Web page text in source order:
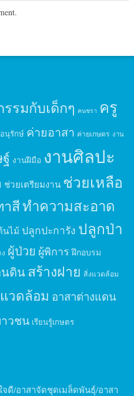
รรมกับเด็กๆ คนชรา ครู
นุรักษ์ ค่ายอาสา ค่ายเกษตร งาน
งานฝีมือ งานศิลปะ
ช่วยเตรียมงาน ช่วยเหลือ
าสีทำความสะอาด
นไม้ ปลูกปะการัง ปลูกป่า
ผู้ป่วย ผู้พิการ ฝึกอบรม
นดินสร้างฝาย สิ่งแวดล้อม
วดล้อม อาสาต่างแดน
าวชน เรียนรู้เกษตร
ดี/อาสาจัดชุดเมล็ดพันธุ์/อาสา